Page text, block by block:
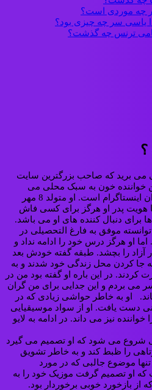
در چه موردی است؟
یاسی سر چه چیزی بود؟
سامی ترنس چه گذشت؟
؟
می برید که صاحب بزرگترین سایت
خواننده خون به سبک محلی می
باشد. او از «شاخ» های این دوران اینستاگرام است. او متولد 8 مهر
اما هویت پدر او هرگز برای کسی فاش
برای دنبال کننده های او می باشد.
موفق به فارغ التحصیلی در
او هرگز درس خود را ادامه نداد و
را بچشد. طبقه گفته خودش بعد
جا کردن محل زندگی خود شدند و به
کردند. در این باره او گفته بود من در
می بردم و این جدایی برای من گران
او به خاطر حواشی زیادی که در
دست یافت. او از سواد موسیقیایی
نیز می داند. در ادامه به لایو
شروع می شود که او تصمیم می گیرد
ای متن کوتاهی را ظبط کند و به خاطر تشویق
موضوع جالبی که در مورد
که او تصمیم گرفت موزیک خود را به
از بازخورد خوبی برخوردار بود.